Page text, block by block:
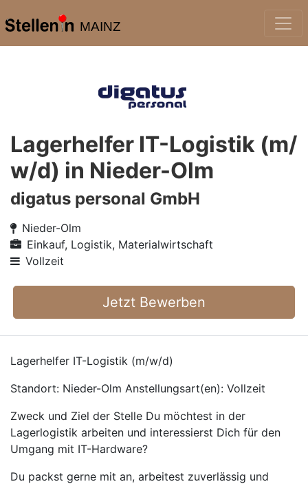
MAINZ
Lagerhelfer IT-Logistik (m/
w/d) in Nieder-Olm
digatus personal GmbH
Nieder-Olm
Einkauf, Logistik, Materialwirtschaft
Vollzeit
Jetzt Bewerben
Lagerhelfer IT-Logistik (m/w/d)
Standort: Nieder-Olm Anstellungsart(en): Vollzeit
Zweck und Ziel der Stelle Du möchtest in der
Lagerlogistik arbeiten und interessierst Dich für den
Umgang mit IT-Hardware?
Du packst gerne mit an, arbeitest zuverlässig und